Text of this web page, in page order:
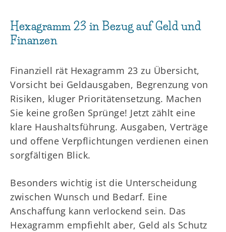
Hexagramm 23 in Bezug auf Geld und
Finanzen
Finanziell rät Hexagramm 23 zu Übersicht,
Vorsicht bei Geldausgaben, Begrenzung von
Risiken, kluger Prioritätensetzung. Machen
Sie keine großen Sprünge! Jetzt zählt eine
klare Haushaltsführung. Ausgaben, Verträge
und offene Verpflichtungen verdienen einen
sorgfältigen Blick.
Besonders wichtig ist die Unterscheidung
zwischen Wunsch und Bedarf. Eine
Anschaffung kann verlockend sein. Das
Hexagramm empfiehlt aber, Geld als Schutz